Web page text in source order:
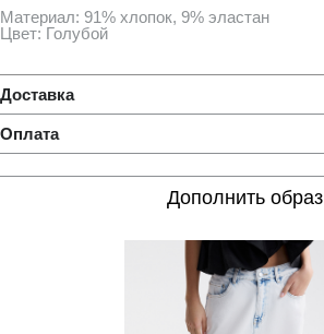
Материал: 91% хлопок, 9% эластан
Цвет: Голубой
Доставка
Оплата
Дополнить образ